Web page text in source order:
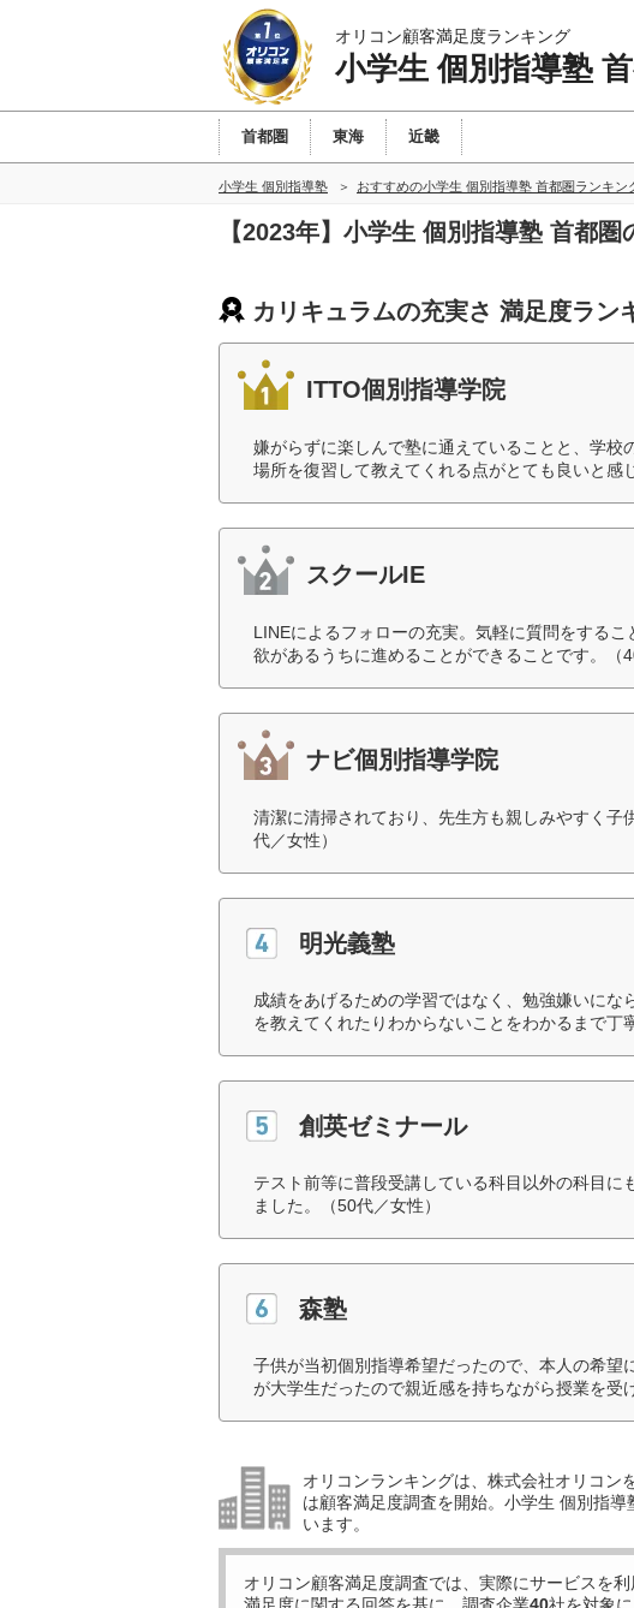
オリコン顧客満足度ランキング
小学生 個別指導塾
首都圏 東海 近畿
小学生 個別指導塾 おすすめの小学生 個別指導塾 首都圏ランキン
【2023年】小学生 個別指導塾 首都
カリキュラムの充実さ 満足度ラン
ITTO個別指導学院
嫌がらずに楽しんで塾に通えていることと、学
場所を復習して教えてくれる点がとても良いと感
スクールIE
LINEによるフォローの充実。気軽に質問をする
欲があるうちに進めることができることです。（
ナビ個別指導学院
清潔に清掃されており、先生方も親しみやすく
代／女性）
明光義塾
成績をあげるための学習ではなく、勉強嫌いに
を教えてくれたりわからないことをわかるまで丁
創英ゼミナール
テスト前等に普段受講している科目以外の科目
ました。（50代／女性）
森塾
子供が当初個別指導希望だったので、本人の希
が大学生だったので親近感を持ちながら授業を受
オリコンランキングは、株式会社オリコン
は顧客満足度調査を開始。小学生 個別指
います。
オリコン顧客満足度調査では、実際にサービスを利